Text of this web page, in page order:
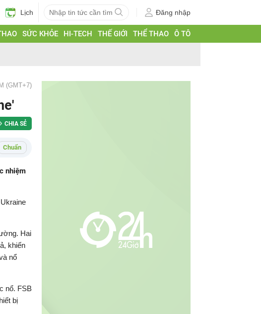
Lịch Đăng nhập
SỨC KHỎE HI-TECH THẾ GIỚI THỂ THAO Ô TÔ
(GMT+7)
CHIA SẺ
Chuẩn
nhiệm
Hai
khiến
nổ
nổ. FSB
bị